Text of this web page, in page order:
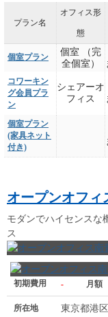
プラン名
オフィス形
態
個室プラン
個室 （完
全個室）
コワーキン
グ会員プラ
ン
シェアーオ
フィス
個室プラン
(家具ネット
付き)
オープンオフィ
モダンでハイセンスな
ス
初期費用 - 月額
所在地
東京都港